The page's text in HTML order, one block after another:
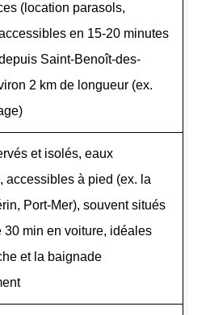
(location parasols,
en 15-20 minutes
Saint-Benoît-des-
2 km de longueur (ex.
et isolés, eaux
accessibles à pied (ex. la
Port-Mer), souvent situés
30 min en voiture, idéales
et la baignade